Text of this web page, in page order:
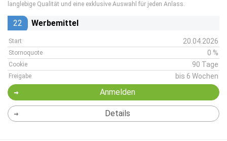
langlebige Qualität und eine exklusive Auswahl für jeden Anlass.
22 Werbemittel
Start 20.04.2026
Stornoquote 0 %
Cookie 90 Tage
Freigabe bis 6 Wochen
Anmelden
Details